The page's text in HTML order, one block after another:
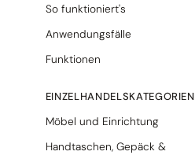
So funktioniert's
Anwendungsfälle
Funktionen
EINZELHANDELSKATEGORIEN
Möbel und Einrichtung
Handtaschen, Gepäck &